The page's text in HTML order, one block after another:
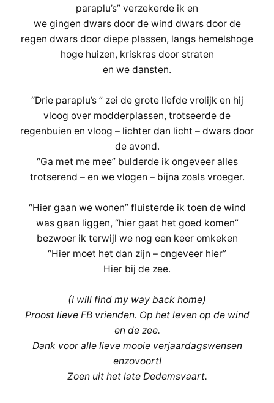
paraplu’s” verzekerde ik en
we gingen dwars door de wind dwars door de
regen dwars door diepe plassen, langs hemelshoge
hoge huizen, kriskras door straten
en we dansten.
“Drie paraplu’s ” zei de grote liefde vrolijk en hij
vloog over modderplassen, trotseerde de
regenbuien en vloog – lichter dan licht – dwars door
de avond.
“Ga met me mee” bulderde ik ongeveer alles
trotserend – en we vlogen – bijna zoals vroeger.
“Hier gaan we wonen” fluisterde ik toen de wind
was gaan liggen, “hier gaat het goed komen”
bezwoer ik terwijl we nog een keer omkeken
“Hier moet het dan zijn – ongeveer hier”
Hier bij de zee.
(I will find my way back home)
Proost lieve FB vrienden. Op het leven op de wind
en de zee.
Dank voor alle lieve mooie verjaardagswensen
enzovoort!
Zoen uit het late Dedemsvaart.